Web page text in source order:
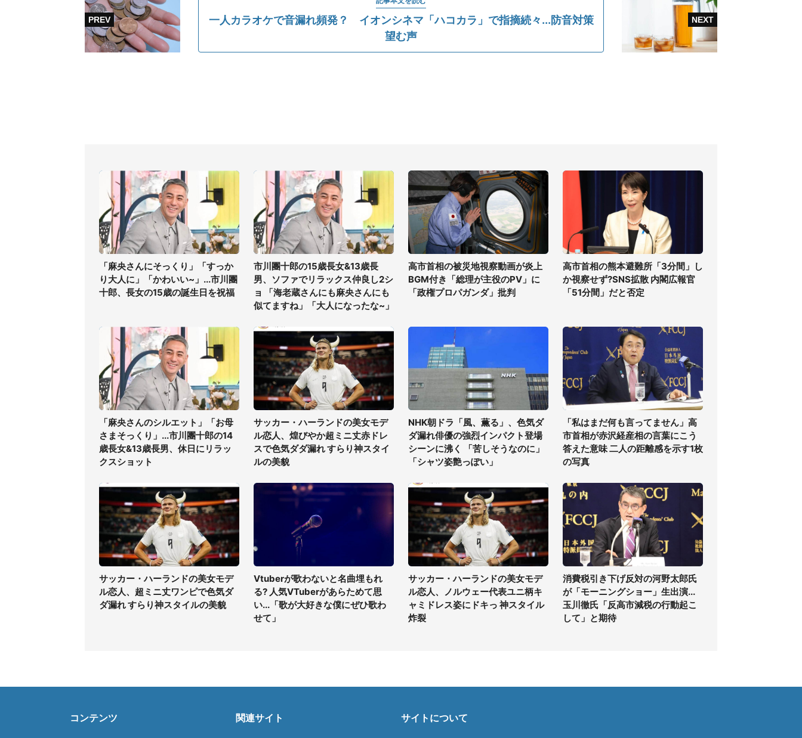
一人カラオケで音漏れ頻発？ イオンシネマ「ハコカラ」で指摘続々...防音対策
望む声
「麻央さんにそっくり」「すっか
り大人に」「かわいい~」...市川團
十郎、長女の15歳の誕生日を祝福
市川團十郎の15歳長女&13歳長
男、ソファでリラックス仲良し2シ
ョ 「海老蔵さんにも麻央さんにも
似てますね」「大人になったな~」
高市首相の被災地視察動画が炎上
BGM付き「総理が主役のPV」に
「政権プロパガンダ」批判
高市首相の熊本避難所「3分間」し
か視察せず?SNS拡散 内閣広報官
「51分間」だと否定
「麻央さんのシルエット」「お母
さまそっくり」...市川團十郎の14
歳長女&13歳長男、休日にリラッ
クスショット
サッカー・ハーランドの美女モデ
ル恋人、煌びやか超ミニ丈赤ドレ
スで色気ダダ漏れ すらり神スタイ
ルの美貌
NHK朝ドラ「風、薫る」、色気ダ
ダ漏れ俳優の強烈インパクト登場
シーンに沸く 「苦しそうなのに」
「シャツ姿艶っぽい」
「私はまだ何も言ってません」高
市首相が赤沢経産相の言葉にこう
答えた意味 二人の距離感を示す1枚
の写真
サッカー・ハーランドの美女モデ
ル恋人、超ミニ丈ワンピで色気ダ
ダ漏れ すらり神スタイルの美貌
Vtuberが歌わないと名曲埋もれ
る? 人気VTuberがあらためて思
い...「歌が大好きな僕にぜひ歌わ
せて」
サッカー・ハーランドの美女モデ
ル恋人、ノルウェー代表ユニ柄キ
ャミドレス姿にドキっ 神スタイル
炸裂
消費税引き下げ反対の河野太郎氏
が「モーニングショー」生出演...
玉川徹氏「反高市減税の行動起こ
して」と期待
コンテンツ 関連サイト サイトについて